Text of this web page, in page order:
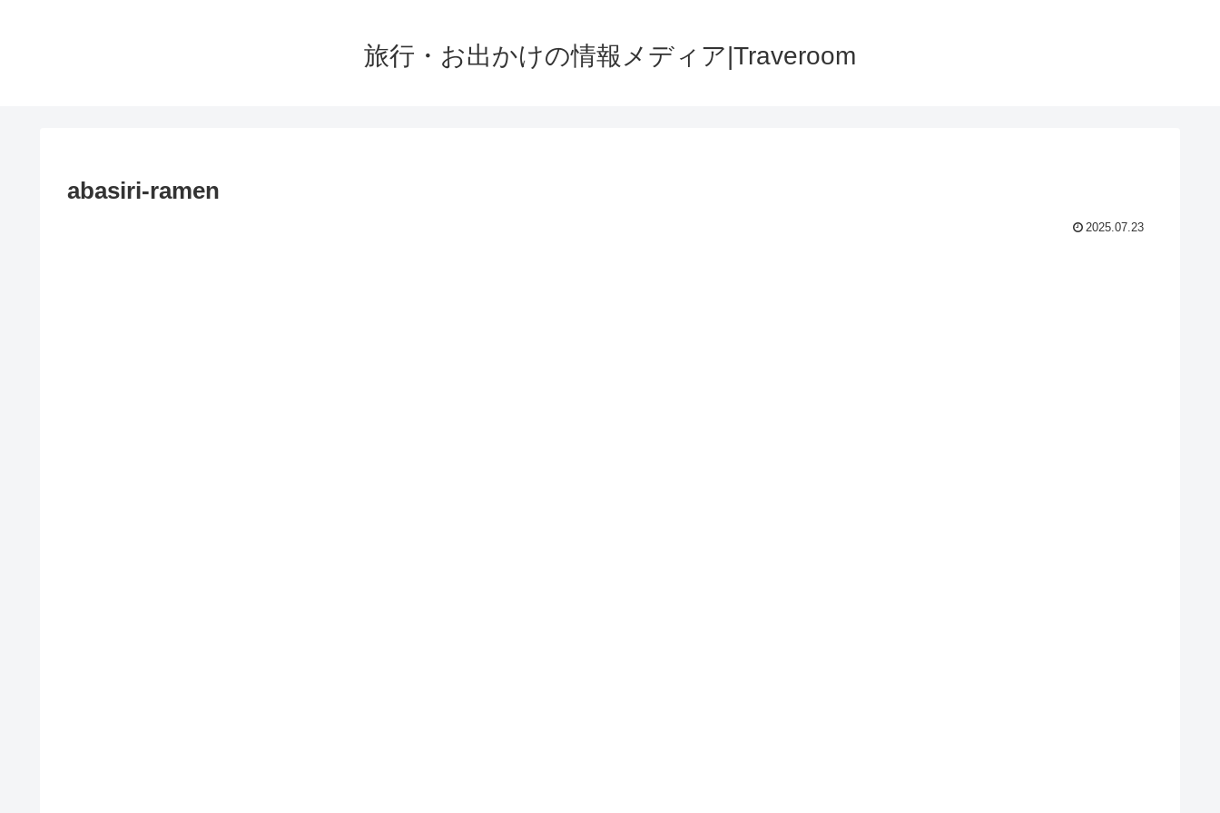
旅行・お出かけの情報メディア|Traveroom
abasiri-ramen
2025.07.23